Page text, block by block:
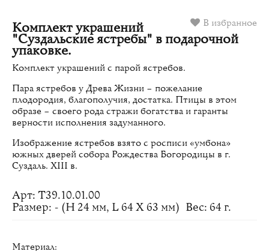
В избранное
Комплект украшений
"Суздальские ястребы" в подарочной
упаковке.
Комплект украшений с парой ястребов.
Пара ястребов у Древа Жизни – пожелание
плодородия, благополучия, достатка. Птицы в этом
образе – своего рода стражи богатства и гаранты
верности исполнения задуманного.
Изображение ястребов взято с росписи «умбона»
южных дверей собора Рождества Богородицы в г.
Суздаль. XIII в.
Арт: Т39.10.01.00
Размер: - (H 24 мм, L 64 Х 63 мм) Вес: 64 г.
Материал: